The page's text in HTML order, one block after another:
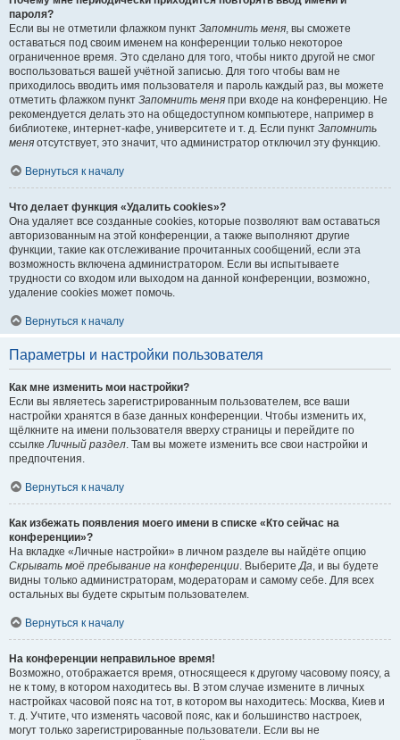
пароля?
Если вы не отметили флажком пункт Запомнить меня, вы сможете
оставаться под своим именем на конференции только некоторое
ограниченное время. Это сделано для того, чтобы никто другой не смог
воспользоваться вашей учётной записью. Для того чтобы вам не
приходилось вводить имя пользователя и пароль каждый раз, вы можете
отметить флажком пункт Запомнить меня при входе на конференцию. Не
рекомендуется делать это на общедоступном компьютере, например в
библиотеке, интернет-кафе, университете и т. д. Если пункт Запомнить
меня отсутствует, это значит, что администратор отключил эту функцию.
Вернуться к началу
Что делает функция «Удалить cookies»?
Она удаляет все созданные cookies, которые позволяют вам оставаться
авторизованным на этой конференции, а также выполняют другие
функции, такие как отслеживание прочитанных сообщений, если эта
возможность включена администратором. Если вы испытываете
трудности со входом или выходом на данной конференции, возможно,
удаление cookies может помочь.
Вернуться к началу
Параметры и настройки пользователя
Как мне изменить мои настройки?
Если вы являетесь зарегистрированным пользователем, все ваши
настройки хранятся в базе данных конференции. Чтобы изменить их,
щёлкните на имени пользователя вверху страницы и перейдите по
ссылкеЛичный раздел. Там вы можете изменить все свои настройки и
предпочтения.
Вернуться к началу
Как избежать появления моего имени в списке «Кто сейчас на
конференции»?
На вкладке «Личные настройки» в личном разделе вы найдёте опцию
Скрывать моё пребывание на конференции. ВыберитеДа, и вы будете
видны только администраторам, модераторам и самому себе. Для всех
остальных вы будете скрытым пользователем.
Вернуться к началу
На конференции неправильное время!
Возможно, отображается время, относящееся к другому часовому поясу, а
не к тому, в котором находитесь вы. В этом случае измените в личных
настройках часовой пояс на тот, в котором вы находитесь: Москва, Киев и
т. д. Учтите, что изменять часовой пояс, как и большинство настроек,
могут только зарегистрированные пользователи. Если вы не